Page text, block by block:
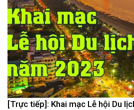
[Trực tiếp]: Khai mạc Lễ hội Du